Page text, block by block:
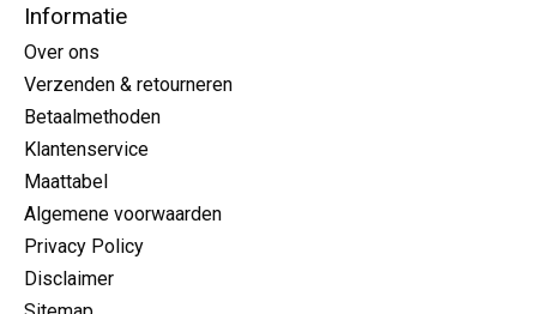
Informatie
Over ons
Verzenden & retourneren
Betaalmethoden
Klantenservice
Maattabel
Algemene voorwaarden
Privacy Policy
Disclaimer